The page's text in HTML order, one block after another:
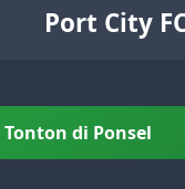
Port City
Tonton di Ponsel